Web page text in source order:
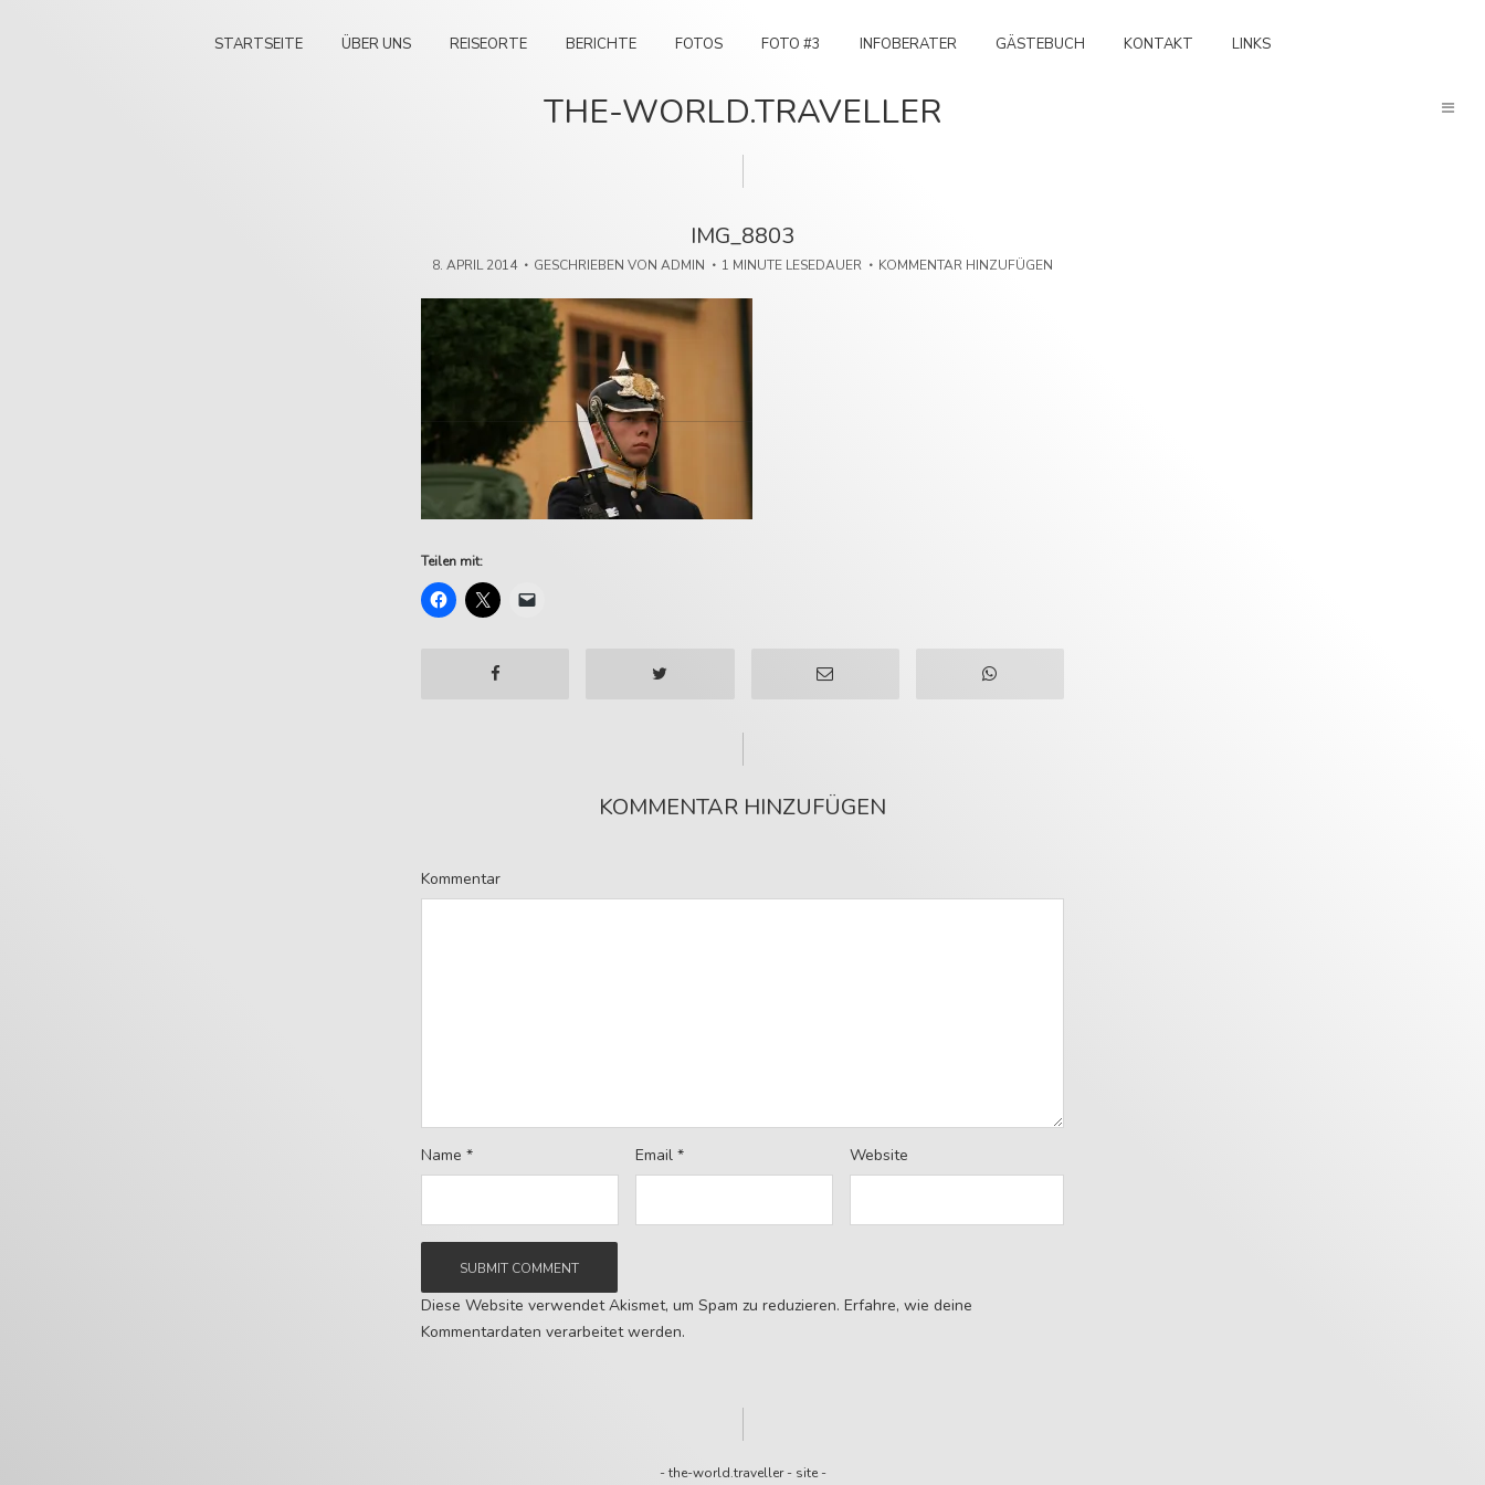
STARTSEITE ÜBER UNS REISEORTE BERICHTE FOTOS FOTO #3 INFOBERATER GÄSTEBUCH KONTAKT LINKS
THE-WORLD.TRAVELLER
IMG_8803
8. APRIL 2014 GESCHRIEBEN VON ADMIN 1 MINUTE LESEDAUER KOMMENTAR HINZUFÜGEN
Teilen mit:
KOMMENTAR HINZUFÜGEN
Kommentar
Name * Email * Website
Diese Website verwendet Akismet, um Spam zu reduzieren. Erfahre, wie deine
Kommentardaten verarbeitet werden.
-the-world.traveller- site-